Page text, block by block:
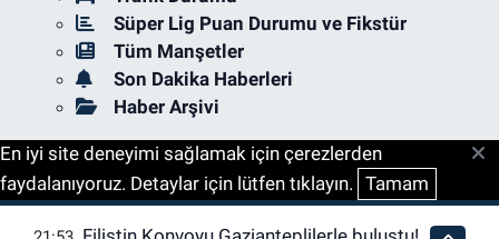
Süper Lig Puan Durumu ve Fikstür
Tüm Manşetler
Son Dakika Haberleri
Haber Arşivi
En iyi site deneyimi sağlamak için çerezlerden
faydalanıyoruz. Detaylar için lütfen tıklayın. Tamam